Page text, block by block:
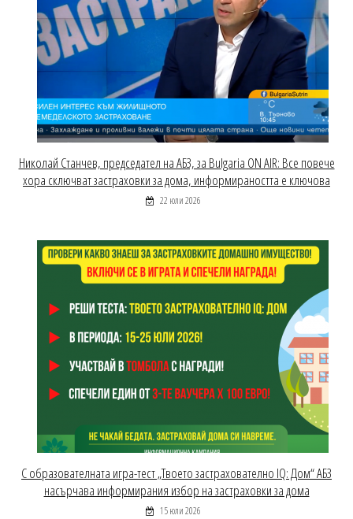
Николай Станчев, председател на АБЗ, за Bulgaria ON AIR: Все повече
хора сключват застраховки за дома, информираността е ключова
22 юли 2026
С образователната игра-тест „Твоето застрахователно IQ: Дом“ АБЗ
насърчава информирания избор на застраховки за дома
15 юли 2026